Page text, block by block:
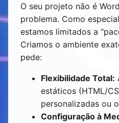
O seu projeto não é
problema. Como
estamos limitados a
Criamos o ambiente
pede:
Flexibilidade Total:
estáticos (HTML/
personalizadas ou
Configuração à